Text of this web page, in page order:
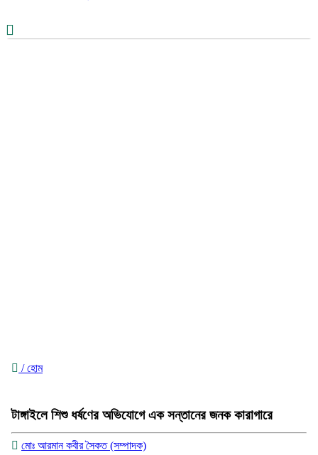
/ হোম
টাঙ্গাইলে শিশু ধর্ষণের অভিযোগে এক সন্তানের জনক কারাগারে
মোঃ আরমান কবীর সৈকত (সম্পাদক)